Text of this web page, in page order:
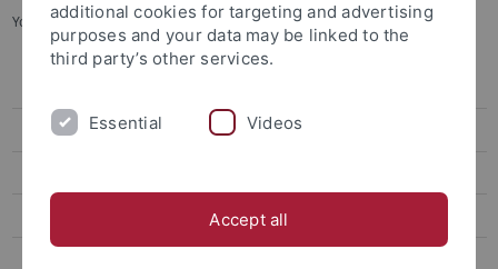
You are here: Startseite ... Kontakt
AG Kengmo Tchoupa
additional cookies for targeting and advertising
purposes and your data may be linked to the
third party’s other services.
Essential Videos
Accept all